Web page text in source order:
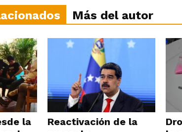
Más del autor
la
Reactivación de la